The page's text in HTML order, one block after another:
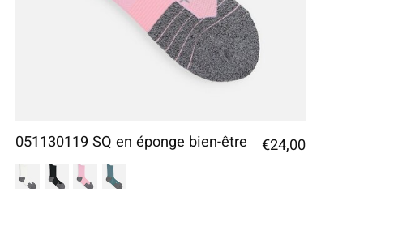
051130119 SQ en éponge bien-être €24,00